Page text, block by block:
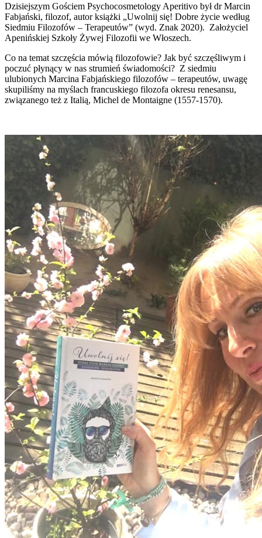
Dzisiejszym Gościem Psychocosmetology Aperitivo był dr Marcin
Fabjański, filozof, autor książki „Uwolnij się! Dobre życie według
Siedmiu Filozofów – Terapeutów” (wyd. Znak 2020). Założyciel
Apenińskiej Szkoły Żywej Filozofii we Włoszech.
Co na temat szczęścia mówią filozofowie? Jak być szczęśliwym i
poczuć płynący w nas strumień świadomości? Z siedmiu
ulubionych Marcina Fabjańskiego filozofów – terapeutów, uwagę
skupiliśmy na myślach francuskiego filozofa okresu renesansu,
związanego też z Italią, Michel de Montaigne (1557-1570).